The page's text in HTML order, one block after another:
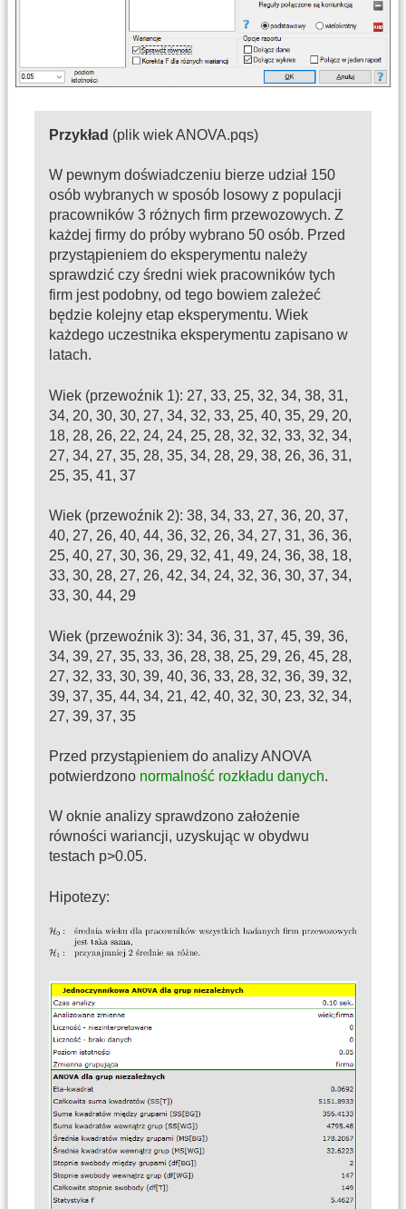
Przykład (plik wiek ANOVA.pqs)
W pewnym doświadczeniu bierze udział 150
osób wybranych w sposób losowy z populacji
pracowników 3 różnych firm przewozowych. Z
każdej firmy do próby wybrano 50 osób. Przed
przystąpieniem do eksperymentu należy
sprawdzić czy średni wiek pracowników tych
firm jest podobny, od tego bowiem zależeć
będzie kolejny etap eksperymentu. Wiek
każdego uczestnika eksperymentu zapisano w
latach.
Wiek (przewoźnik 1): 27, 33, 25, 32, 34, 38, 31,
34, 20, 30, 30, 27, 34, 32, 33, 25, 40, 35, 29, 20,
18, 28, 26, 22, 24, 24, 25, 28, 32, 32, 33, 32, 34,
27, 34, 27, 35, 28, 35, 34, 28, 29, 38, 26, 36, 31,
25, 35, 41, 37
Wiek (przewoźnik 2): 38, 34, 33, 27, 36, 20, 37,
40, 27, 26, 40, 44, 36, 32, 26, 34, 27, 31, 36, 36,
25, 40, 27, 30, 36, 29, 32, 41, 49, 24, 36, 38, 18,
33, 30, 28, 27, 26, 42, 34, 24, 32, 36, 30, 37, 34,
33, 30, 44, 29
Wiek (przewoźnik 3): 34, 36, 31, 37, 45, 39, 36,
34, 39, 27, 35, 33, 36, 28, 38, 25, 29, 26, 45, 28,
27, 32, 33, 30, 39, 40, 36, 33, 28, 32, 36, 39, 32,
39, 37, 35, 44, 34, 21, 42, 40, 32, 30, 23, 32, 34,
27, 39, 37, 35
Przed przystąpieniem do analizy ANOVA
potwierdzono normalność rozkładu danych.
W oknie analizy sprawdzono założenie
równości wariancji, uzyskując w obydwu
testach p>0.05.
Hipotezy: